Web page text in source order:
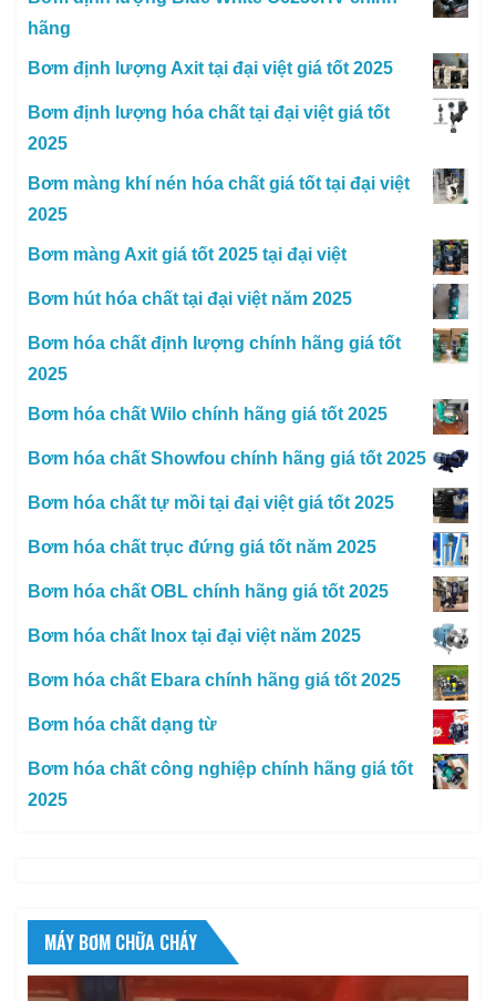
hãng
Bơm định lượng Axit tại đại việt giá tốt 2025
Bơm định lượng hóa chất tại đại việt giá tốt
2025
Bơm màng khí nén hóa chất giá tốt tại đại việt
2025
Bơm màng Axit giá tốt 2025 tại đại việt
Bơm hút hóa chất tại đại việt năm 2025
Bơm hóa chất định lượng chính hãng giá tốt
2025
Bơm hóa chất Wilo chính hãng giá tốt 2025
Bơm hóa chất Showfou chính hãng giá tốt 2025
Bơm hóa chất tự mồi tại đại việt giá tốt 2025
Bơm hóa chất trục đứng giá tốt năm 2025
Bơm hóa chất OBL chính hãng giá tốt 2025
Bơm hóa chất Inox tại đại việt năm 2025
Bơm hóa chất Ebara chính hãng giá tốt 2025
Bơm hóa chất dạng từ
Bơm hóa chất công nghiệp chính hãng giá tốt
2025
MÁY BƠM CHỮA CHÁY
Trình